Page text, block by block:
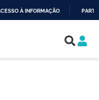
À INFORMAÇÃO